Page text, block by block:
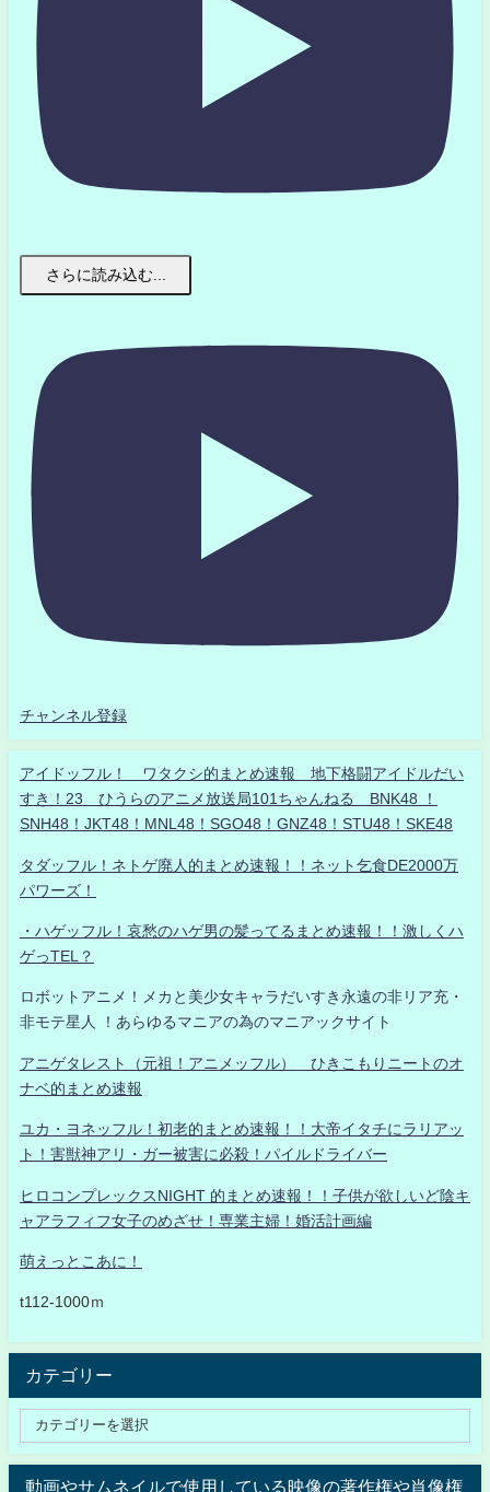
さらに読み込む...
チャンネル登録
アイドッフル！ ワタクシ的まとめ速報 地下格闘アイドルだい
すき！23 ひうらのアニメ放送局101ちゃんねる BNK48 ！
SNH48！JKT48！MNL48！SGO48！GNZ48！STU48！SKE48
タダッフル！ネトゲ廃人的まとめ速報！！ネット乞食DE2000万
パワーズ！
・ハゲッフル！哀愁のハゲ男の髪ってるまとめ速報！！激しくハ
ゲっTEL？
ロボットアニメ！メカと美少女キャラだいすき永遠の非リア充・
非モテ星人 ！あらゆるマニアの為のマニアックサイト
アニゲタレスト（元祖！アニメッフル） ひきこもりニートのオ
ナベ的まとめ速報
ユカ・ヨネッフル！初老的まとめ速報！！大帝イタチにラリアッ
ト！害獣神アリ・ガー被害に必殺！パイルドライバー
ヒロコンプレックスNIGHT 的まとめ速報！！子供が欲しいど陰キ
ャアラフィフ女子のめざせ！専業主婦！婚活計画編
萌えっとこあに！
t112-1000ｍ
カテゴリー
動画やサムネイルで使用している映像の著作権や肖像権